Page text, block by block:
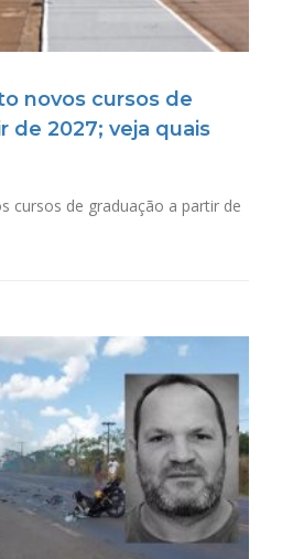
novos cursos de
de 2027; veja quais
cursos de graduação a partir de